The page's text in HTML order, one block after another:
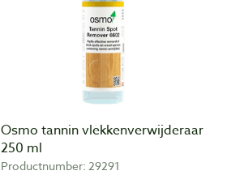
Osmo tannin vlekkenverwijderaar
250 ml
Productnumber: 29291